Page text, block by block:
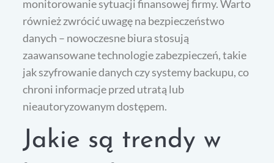
monitorowanie sytuacji finansowej firmy. Warto
również zwrócić uwagę na bezpieczeństwo
danych – nowoczesne biura stosują
zaawansowane technologie zabezpieczeń, takie
jak szyfrowanie danych czy systemy backupu, co
chroni informacje przed utratą lub
nieautoryzowanym dostępem.
Jakie są trendy w